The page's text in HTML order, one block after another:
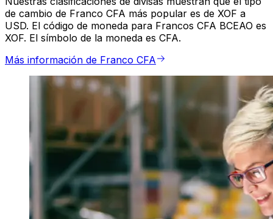
de cambio de Franco CFA más popular es de XOF a
USD. El código de moneda para Francos CFA BCEAO es
XOF. El símbolo de la moneda es CFA.
Más información de Franco CFA